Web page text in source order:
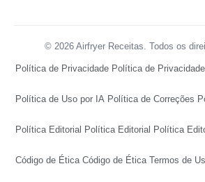
© 2026 Airfryer Receitas. Todos os
Política de Privacidade Política de Privacidade
Política de Uso por IA Política de Correções
Política Editorial Política Editorial Política
Código de Ética Código de Ética Termos de